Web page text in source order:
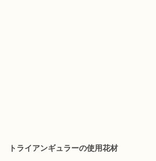
トライアンギュラーの使用花材